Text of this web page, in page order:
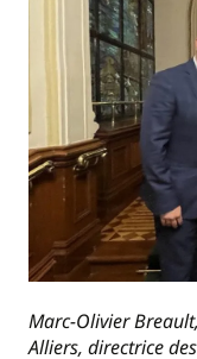
Marc-Olivier
Alliers, directrice